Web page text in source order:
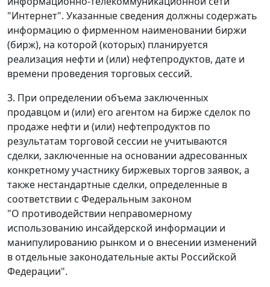
"Интернет". Указанные сведения должны содержать
информацию о фирменном наименовании биржи
(бирж), на которой (которых) планируется
реализация нефти и (или) нефтепродуктов, дате и
времени проведения торговых сессий.
3. При определении объема заключенных
продавцом и (или) его агентом на бирже сделок по
продаже нефти и (или) нефтепродуктов по
результатам торговой сессии не учитываются
сделки, заключенные на основании адресованных
конкретному участнику биржевых торгов заявок, а
также нестандартные сделки, определенные в
соответствии с Федеральным законом
"О противодействии неправомерному
использованию инсайдерской информации и
манипулированию рынком и о внесении изменений
в отдельные законодательные акты Российской
Федерации".